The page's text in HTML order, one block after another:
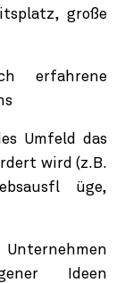
große
erfahrene
Umfeld das
wird (z.B.
üge,
Ideen